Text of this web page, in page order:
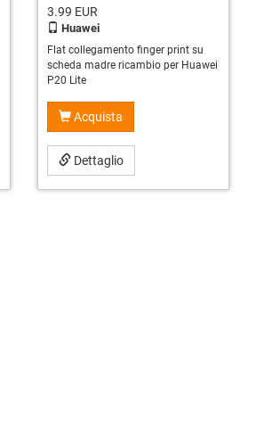
3.99 EUR
Huawei
Flat collegamento finger print su
scheda madre ricambio per Huawei
P20 Lite
Acquista
Dettaglio